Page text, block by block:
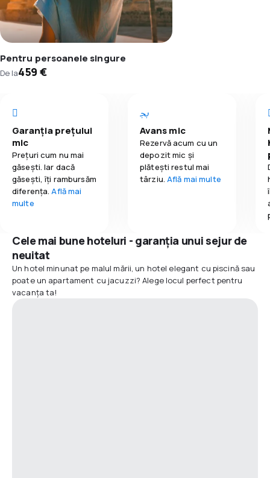
Pentru persoanele singure
De la459 €
Garanția prețului
mic
Prețuri cum nu mai
găsești. Iar dacă
găseşti, îți rambursăm
diferența.Află mai
multe
Avans mic
Rezervă acum cu un
depozit mic și
plătești restul mai
târziu.Află mai multe
Cele mai bune hoteluri - garanția unui sejur de
neuitat
Un hotel minunat pe malul mării, un hotel elegant cu piscină sau
poate un apartament cu jacuzzi? Alege locul perfect pentru
vacanța ta!